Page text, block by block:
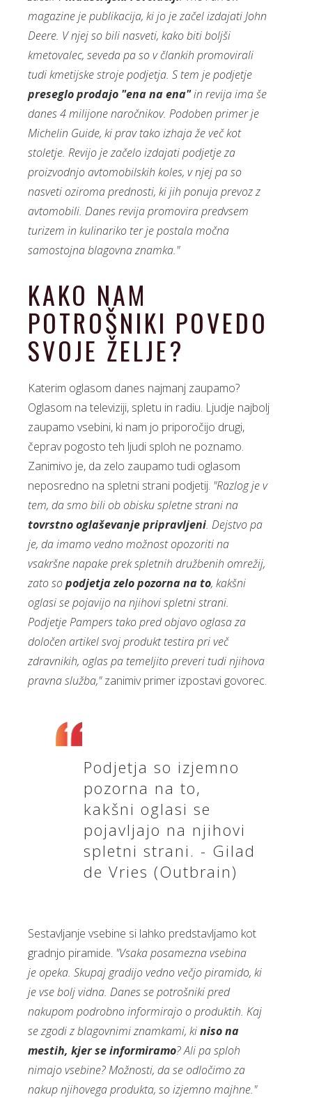
magazine je publikacija, ki jo je začel izdajati John
Deere. V njej so bili nasveti, kako biti boljši
kmetovalec, seveda pa so v člankih promovirali
tudi kmetijske stroje podjetja. S tem je podjetje
preseglo prodajo "ena na ena"in revija ima še
danes 4 milijone naročnikov. Podoben primer je
Michelin Guide, ki prav tako izhaja že več kot
stoletje. Revijo je začelo izdajati podjetje za
proizvodnjo avtomobilskih koles, v njej pa so
nasveti oziroma prednosti, ki jih ponuja prevoz z
avtomobili. Danes revija promovira predvsem
turizem in kulinariko ter je postala močna
samostojna blagovna znamka."
KAKO NAM
POTROŠNIKI POVEDO
SVOJE ŽELJE?
Katerim oglasom danes najmanj zaupamo?
Oglasom na televiziji, spletu in radiu. Ljudje najbolj
zaupamo vsebini, ki nam jo priporočijo drugi,
čeprav pogosto teh ljudi sploh ne poznamo.
Zanimivo je, da zelo zaupamo tudi oglasom
neposredno na spletni strani podjetij. "Razlog je v
tem, da smo bili ob obisku spletne strani na
tovrstno oglaševanje pripravljeni. Dejstvo pa
je, da imamo vedno možnost opozoriti na
vsakršne napake prek spletnih družbenih omrežij,
zato sopodjetja zelo pozorna na to, kakšni
oglasi se pojavijo na njihovi spletni strani.
Podjetje Pampers tako pred objavo oglasa za
določen artikel svoj produkt testira pri več
zdravnikih, oglas pa temeljito preveri tudi njihova
pravna služba,"zanimiv primer izpostavi govorec.
Podjetja so izjemno
pozorna na to,
kakšni oglasi se
pojavljajo na njihovi
spletni strani. - Gilad
de Vries (Outbrain)
Sestavljanje vsebine si lahko predstavljamo kot
gradnjo piramide. "Vsaka posamezna vsebina
je opeka. Skupaj gradijo vedno večjo piramido, ki
je vse bolj vidna. Danes se potrošniki pred
nakupom podrobno informirajo o produktih. Kaj
se zgodi z blagovnimi znamkami, kiniso na
mestih, kjer se informiramo? Ali pa sploh
nimajo vsebine? Možnosti, da se odločimo za
nakup njihovega produkta, so izjemno majhne."